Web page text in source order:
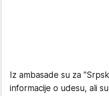
Iz ambasade su za
informacije o udesu, ali